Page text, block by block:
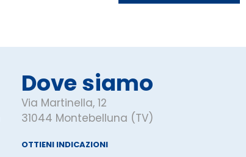
Dove siamo
Via Martinella, 12
31044 Montebelluna (TV)
OTTIENI INDICAZIONI